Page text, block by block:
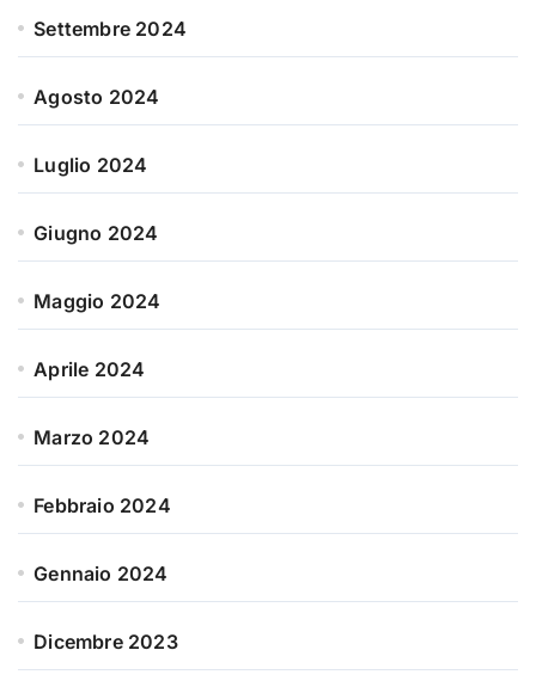
Settembre 2024
Agosto 2024
Luglio 2024
Giugno 2024
Maggio 2024
Aprile 2024
Marzo 2024
Febbraio 2024
Gennaio 2024
Dicembre 2023